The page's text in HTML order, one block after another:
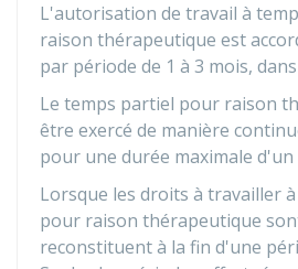
L'autorisation de travail à
raison thérapeutique est
par période de 1 à 3 mois,
Le temps partiel pour raison
être exercé de manière
pour une durée maximale d'un
Lorsque les droits à travailler
pour raison thérapeutique
reconstituent à la fin d'une